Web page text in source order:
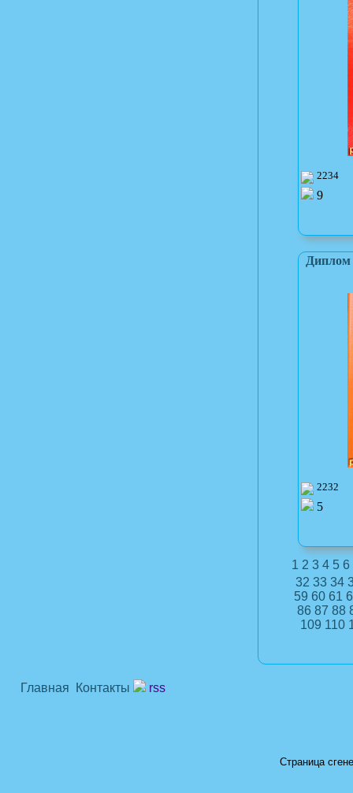
2234
9
Диплом
2232
5
1 2 3 4 5 6
32 33 34
59 60 61
86 87 88
109 110
Главная Контакты rss
Страница